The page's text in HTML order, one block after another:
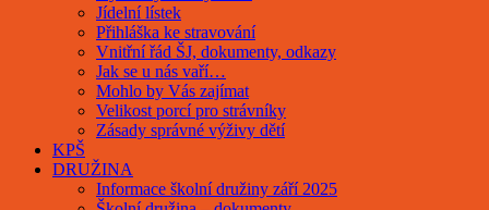
Jídelní lístek
Přihláška ke stravování
Vnitřní řád ŠJ, dokumenty, odkazy
Jak se u nás vaří…
Mohlo by Vás zajímat
Velikost porcí pro strávníky
Zásady správné výživy dětí
KPŠ
DRUŽINA
Informace školní družiny září 2025